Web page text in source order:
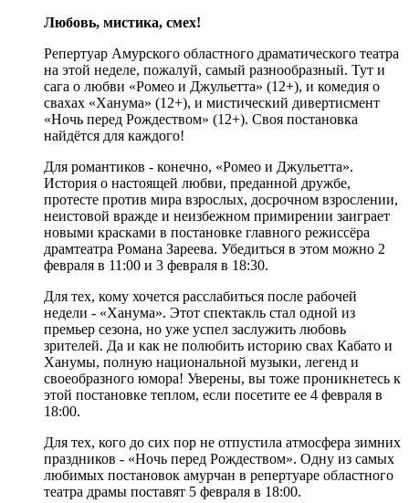
Любовь, мистика, смех!
Репертуар Амурского областного драматического театра
на этой неделе, пожалуй, самый разнообразный. Тут и
сага о любви «Ромео и Джульетта» (12+), и комедия о
свахах «Ханума» (12+), и мистический дивертисмент
«Ночь перед Рождеством» (12+). Своя постановка
найдётся для каждого!
Для романтиков - конечно, «Ромео и Джульетта».
История о настоящей любви, преданной дружбе,
протесте против мира взрослых, досрочном взрослении,
неистовой вражде и неизбежном примирении заиграет
новыми красками в постановке главного режиссёра
драмтеатра Романа Зареева. Убедиться в этом можно 2
февраля в 11:00 и 3 февраля в 18:30.
Для тех, кому хочется расслабиться после рабочей
недели - «Ханума». Этот спектакль стал одной из
премьер сезона, но уже успел заслужить любовь
зрителей. Да и как не полюбить историю свах Кабато и
Ханумы, полную национальной музыки, легенд и
своеобразного юмора! Уверены, вы тоже проникнетесь к
этой постановке теплом, если посетите ее 4 февраля в
18:00.
Для тех, кого до сих пор не отпустила атмосфера зимних
праздников - «Ночь перед Рождеством». Одну из самых
любимых постановок амурчан в репертуаре областного
театра драмы поставят 5 февраля в 18:00.